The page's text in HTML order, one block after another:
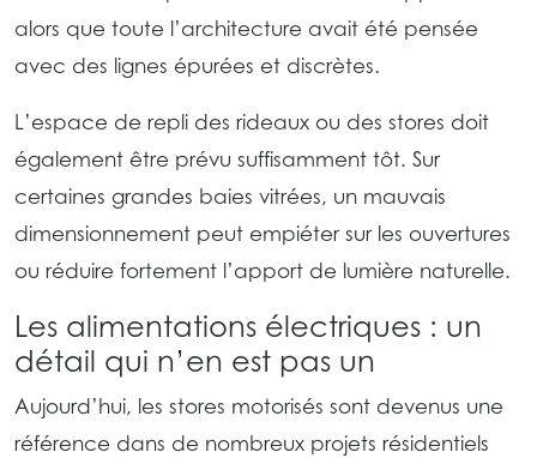
alors que toute l’architecture avait été pensée
avec des lignes épurées et discrètes.
L’espace de repli des rideaux ou des stores doit
également être prévu suffisamment tôt. Sur
certaines grandes baies vitrées, un mauvais
dimensionnement peut empiéter sur les ouvertures
ou réduire fortement l’apport de lumière naturelle.
Les alimentations électriques : un
détail qui n’en est pas un
Aujourd’hui, les stores motorisés sont devenus une
référence dans de nombreux projets résidentiels